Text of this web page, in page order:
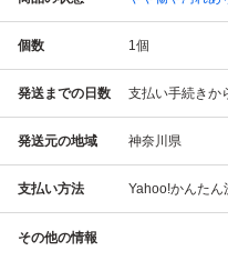
個数 1個
発送までの日数 支払い手続きか
発送元の地域 神奈川県
支払い方法 Yahoo!かんたん
その他の情報